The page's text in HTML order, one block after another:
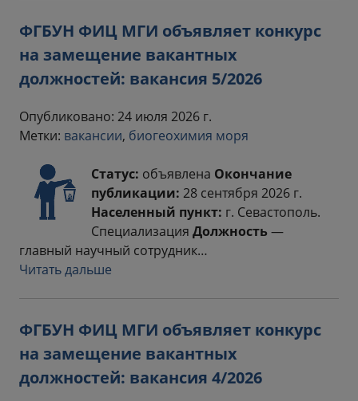
ФГБУН ФИЦ МГИ объявляет конкурс
на замещение вакантных
должностей: вакансия 5/2026
Опубликовано: 24 июля 2026 г.
Метки: вакансии, биогеохимия моря
Статус: объявлена Окончание
публикации: 28 сентября 2026 г.
Населенный пункт: г. Севастополь.
Специализация Должность —
главный научный сотрудник…
Читать дальше
ФГБУН ФИЦ МГИ объявляет конкурс
на замещение вакантных
должностей: вакансия 4/2026